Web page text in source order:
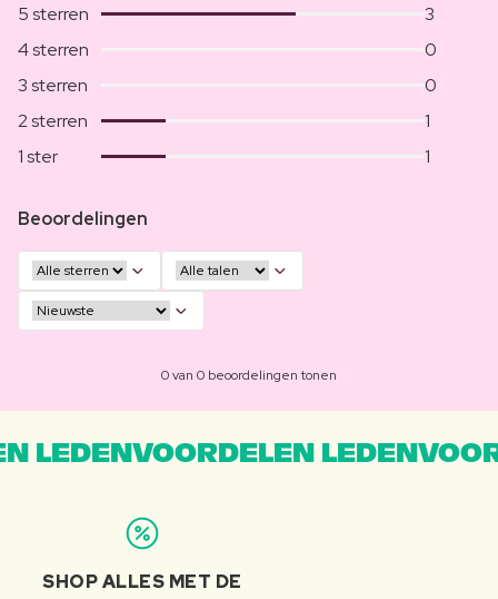
5 sterren
3
4 sterren
0
3 sterren
0
2 sterren
1
1 ster
1
Beoordelingen
0 van 0 beoordelingen tonen
LEDENVOORDELEN
SHOP ALLES MET DE